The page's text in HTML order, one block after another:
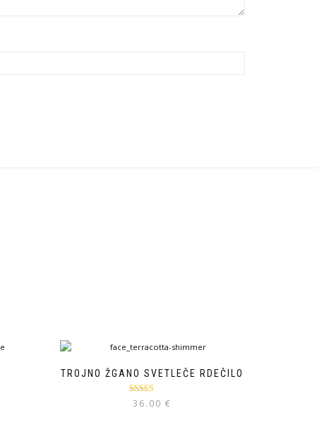
TROJNO ŽGANO SVETLEČE RDEČILO
Ocenjeno
5.00od 5
36.00€